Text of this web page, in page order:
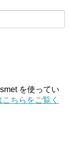
を使ってい
ちらをご覧く